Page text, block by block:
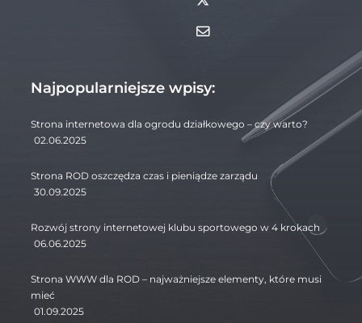
Najpopularniejsze wpisy:
Strona internetowa dla ogrodu działkowego – czy warto?
02.06.2025
Strona ROD oszczędza czas i pieniądze zarządu
30.09.2025
Rozwój strony internetowej klubu sportowego w 4 krokach
06.06.2025
Strona WWW dla ROD – najważniejsze elementy, które musi
mieć
01.09.2025